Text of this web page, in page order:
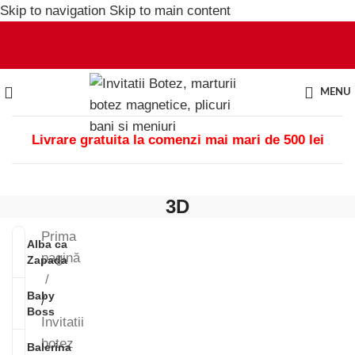
Skip to navigation Skip to main content
MENU
Livrare gratuita la comenzi mai mari de 500 lei
3D
Alba ca
Zapada
Baby
Boss
Balerina
Prima
pagină
/
Invitatii
botez